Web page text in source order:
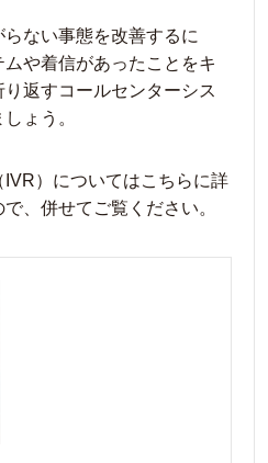
ない事態を改善するに
や着信があったことをキ
返すコールセンターシス
ょう。
）についてはこちらに詳
、併せてご覧ください。